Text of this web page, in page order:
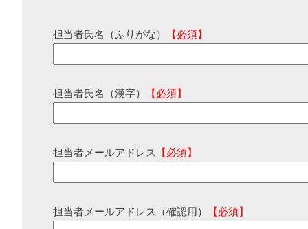
担当者氏名（ふりがな） 【必須】
担当者氏名（漢字） 【必須】
担当者メールアドレス 【必須】
担当者メールアドレス（確認用） 【必須】